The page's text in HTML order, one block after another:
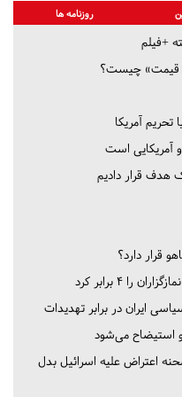
روزنامه ها
هر قیمت» چیست؟
تحریم‌ آمریکا
آمریکایی است
هدف قرار دادیم
قرار دارد؟
ایران در برابر تهدیدات
و استیضاح می‌شود
اعتراض علیه اسرائیل بدل